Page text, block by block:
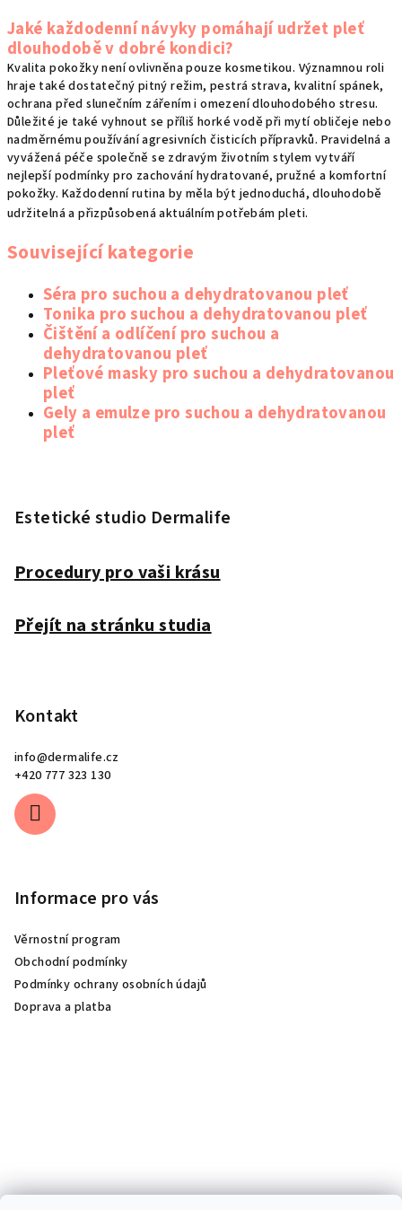
Jaké každodenní návyky pomáhají udržet pleť
dlouhodobě v dobré kondici?
Kvalita pokožky není ovlivněna pouze kosmetikou. Významnou roli
hraje také dostatečný pitný režim, pestrá strava, kvalitní spánek,
ochrana před slunečním zářením i omezení dlouhodobého stresu.
Důležité je také vyhnout se příliš horké vodě při mytí obličeje nebo
nadměrnému používání agresivních čisticích přípravků. Pravidelná a
vyvážená péče společně se zdravým životním stylem vytváří
nejlepší podmínky pro zachování hydratované, pružné a komfortní
pokožky. Každodenní rutina by měla být jednoduchá, dlouhodobě
udržitelná a přizpůsobená aktuálním potřebám pleti.
Související kategorie
Séra pro suchou a dehydratovanou pleť
Tonika pro suchou a dehydratovanou pleť
Čištění a odlíčení pro suchou a
dehydratovanou pleť
Pleťové masky pro suchou a dehydratovanou
pleť
Gely a emulze pro suchou a dehydratovanou
pleť
Estetické studio Dermalife
Procedury pro vaši krásu
Přejít na stránku studia
Kontakt
info@dermalife.cz
+420 777 323 130
Informace pro vás
Věrnostní program
Obchodní podmínky
Podmínky ochrany osobních údajů
Doprava a platba